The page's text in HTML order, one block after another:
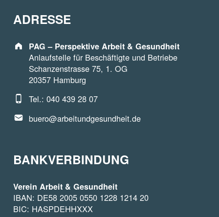
ADRESSE
Address:
PAG – Perspektive Arbeit & Gesundheit
Anlaufstelle für Beschäftigte und Betriebe
Schanzenstrasse 75, 1. OG
20357 Hamburg
Phone number:
Tel.: 040 439 28 07
Email address:
buero@arbeitundgesundheit.de
BANKVERBINDUNG
Verein Arbeit & Gesundheit
IBAN: DE58 2005 0550 1228 1214 20
BIC: HASPDEHHXXX